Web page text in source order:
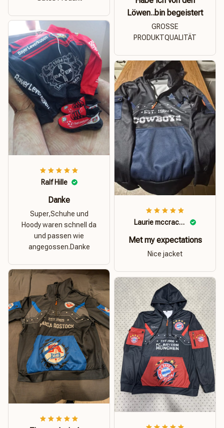
Löwen..bin begeistert
GROSSE
PRODUKTQUALITÄT
Ralf Hille
Danke
Super,Schuhe und
Hoody waren schnell da
und passen wie
angegossen.Danke
Laurie mccracken
Met my expectations
Nice jacket